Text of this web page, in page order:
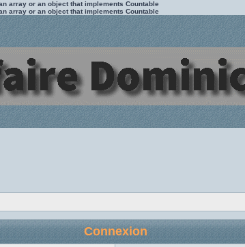
array or an object that implements Countable
array or an object that implements Countable
Connexion